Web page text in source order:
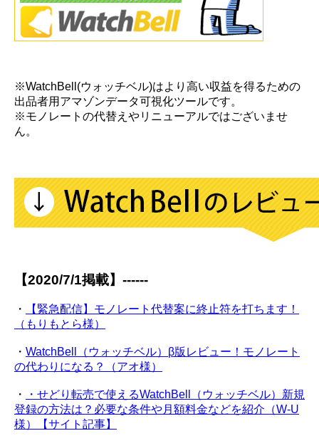
※WatchBell(ウォッチベル)はより高い収益を得るための
出品者用アマゾンデータ可視化ツールです。
※モノレートの代替えやリニューアルではございませ
ん。
【2020/7/1掲載】------
・
【緊急配信】モノレート代替案に終止符を打ちます！
（もりもとら様）
・ WatchBell（ウォッチベル）β版レビュー！モノレート
の代わりになる？（アオ様）
・
・せどり転売で使えるWatchBell（ウォッチベル）新規
登録の方法は？必要な条件や月額料金などを紹介（W-U
様）【サイト記事】